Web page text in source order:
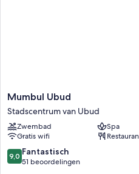
Kamervoorzieningen
Alle 80 kamers zijn voorzien van
airconditioning en beschikken
wifi en aparte zitruimtes.
Extra gemakken in alle kamers zijn
Mumbul
Ubud
Stadscentrum
van
Ubud
Mumbul Ubud
Stadscentrum van Ubud
Zwembad
Spa
Gratis wifi
9.0
van
9,0 Fantastisch
51 beoordelingen